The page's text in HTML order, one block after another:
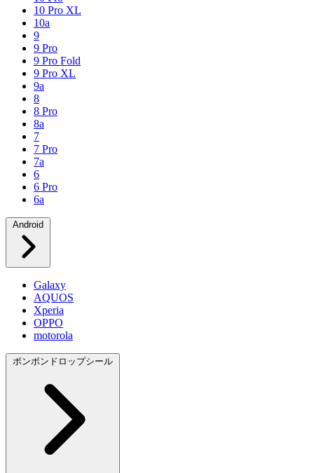
10 Pro XL
10a
9
9 Pro
9 Pro Fold
9 Pro XL
9a
8
8 Pro
8a
7
7 Pro
7a
6
6 Pro
6a
Android
Galaxy
AQUOS
Xperia
OPPO
motorola
ボンボンドロップシール